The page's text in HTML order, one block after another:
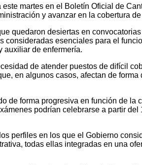
martes en el Boletín Oficial de
y avanzar en la cobertura
quedaron desiertas en
esenciales para el
auxiliar de enfermería.
de atender puestos de difícil
en algunos casos, afectan de
forma progresiva en función de
podrían celebrarse a partir
perfiles en los que el Gobierno
todas ellas integradas en una